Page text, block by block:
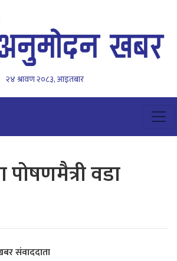
२४ श्रावण २०८३, आइतबार
वडा
संवाददाता